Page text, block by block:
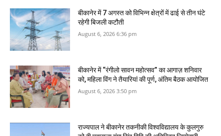
बीकानेर में 7 अगस्‍त को विभिन्‍न क्षेत्रों में ढाई से तीन घंटे
रहेगी बिजली कटौती
August 6, 2026 6:36 pm
बीकानेर में “रंगीलो सावन महोत्सव” का आगाज़ शनिवार
को, महिला विंग ने तैयारियां की पूर्ण, अंतिम बैठक आयोजित
August 6, 2026 3:50 pm
राज्यपाल ने बीकानेर तकनीकी विश्वविद्यालय के कुलगुरु